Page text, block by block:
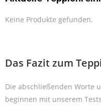
Keine Produkte gefunden.
Das Fazit zum
Die abschließenden Worte
beginnen mit unserem